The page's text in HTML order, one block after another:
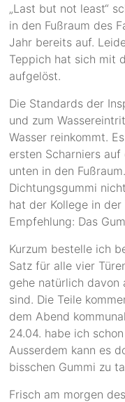
„Last but not least“
in den Fußraum des
Jahr bereits auf.
Teppich hat sich mit
aufgelöst.
Die Standards der
und zum
Wasser reinkommt.
ersten Scharniers
unten in den
Dichtungsgummi
hat der Kollege in
Empfehlung: Das
Kurzum bestelle ich
Satz für alle vier
gehe natürlich davon
sind. Die Teile
dem Abend
24.04. habe ich
Ausserdem kann es
bisschen Gummi zu
Frisch am morgen